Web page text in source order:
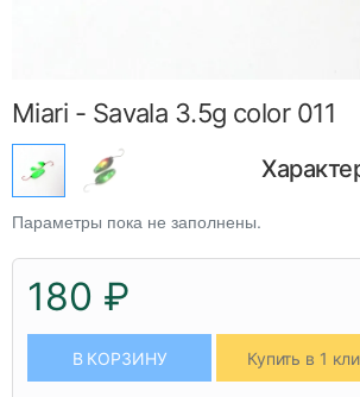
Miari - Savala 3.5g color 011
Параметры пока не заполнены.
180 ₽
В КОРЗИНУ Купить в 1